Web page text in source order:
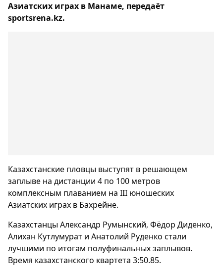
Азиатских играх в Манаме, передаёт
sportsrena.kz.
Казахстанские пловцы выступят в решающем
заплыве на дистанции 4 по 100 метров
комплексным плаванием на III юношеских
Азиатских играх в Бахрейне.
Казахстанцы Александр Румынский, Фёдор Диденко,
Алихан Кутлумурат и Анатолий Руденко стали
лучшими по итогам полуфинальных заплывов.
Время казахстанского квартета 3:50.85.